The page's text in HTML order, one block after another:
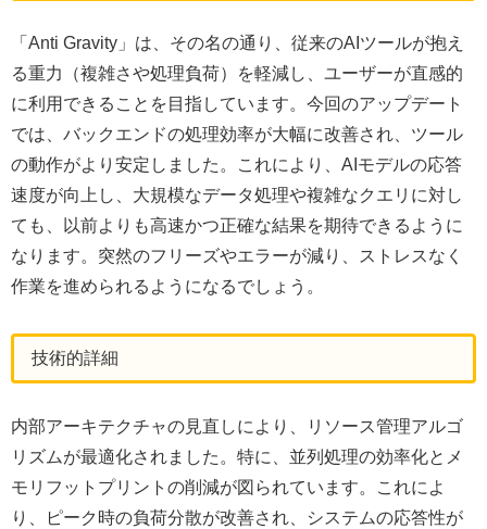
「Anti Gravity」は、その名の通り、従来のAIツールが抱え
る重力（複雑さや処理負荷）を軽減し、ユーザーが直感的
に利用できることを目指しています。今回のアップデート
では、バックエンドの処理効率が大幅に改善され、ツール
の動作がより安定しました。これにより、AIモデルの応答
速度が向上し、大規模なデータ処理や複雑なクエリに対し
ても、以前よりも高速かつ正確な結果を期待できるように
なります。突然のフリーズやエラーが減り、ストレスなく
作業を進められるようになるでしょう。
技術的詳細
内部アーキテクチャの見直しにより、リソース管理アルゴ
リズムが最適化されました。特に、並列処理の効率化とメ
モリフットプリントの削減が図られています。これによ
り、ピーク時の負荷分散が改善され、システムの応答性が